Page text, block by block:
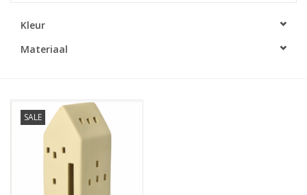
LED Kaarsen
Relatiegeschenken & Bedankjes
Huisparfums
Kleur
Materiaal
SALE